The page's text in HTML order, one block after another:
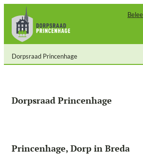
naar
inhoud
Dorpsraad Princenhage
Dorpsraad Princenhage
Princenhage, Dorp in Breda